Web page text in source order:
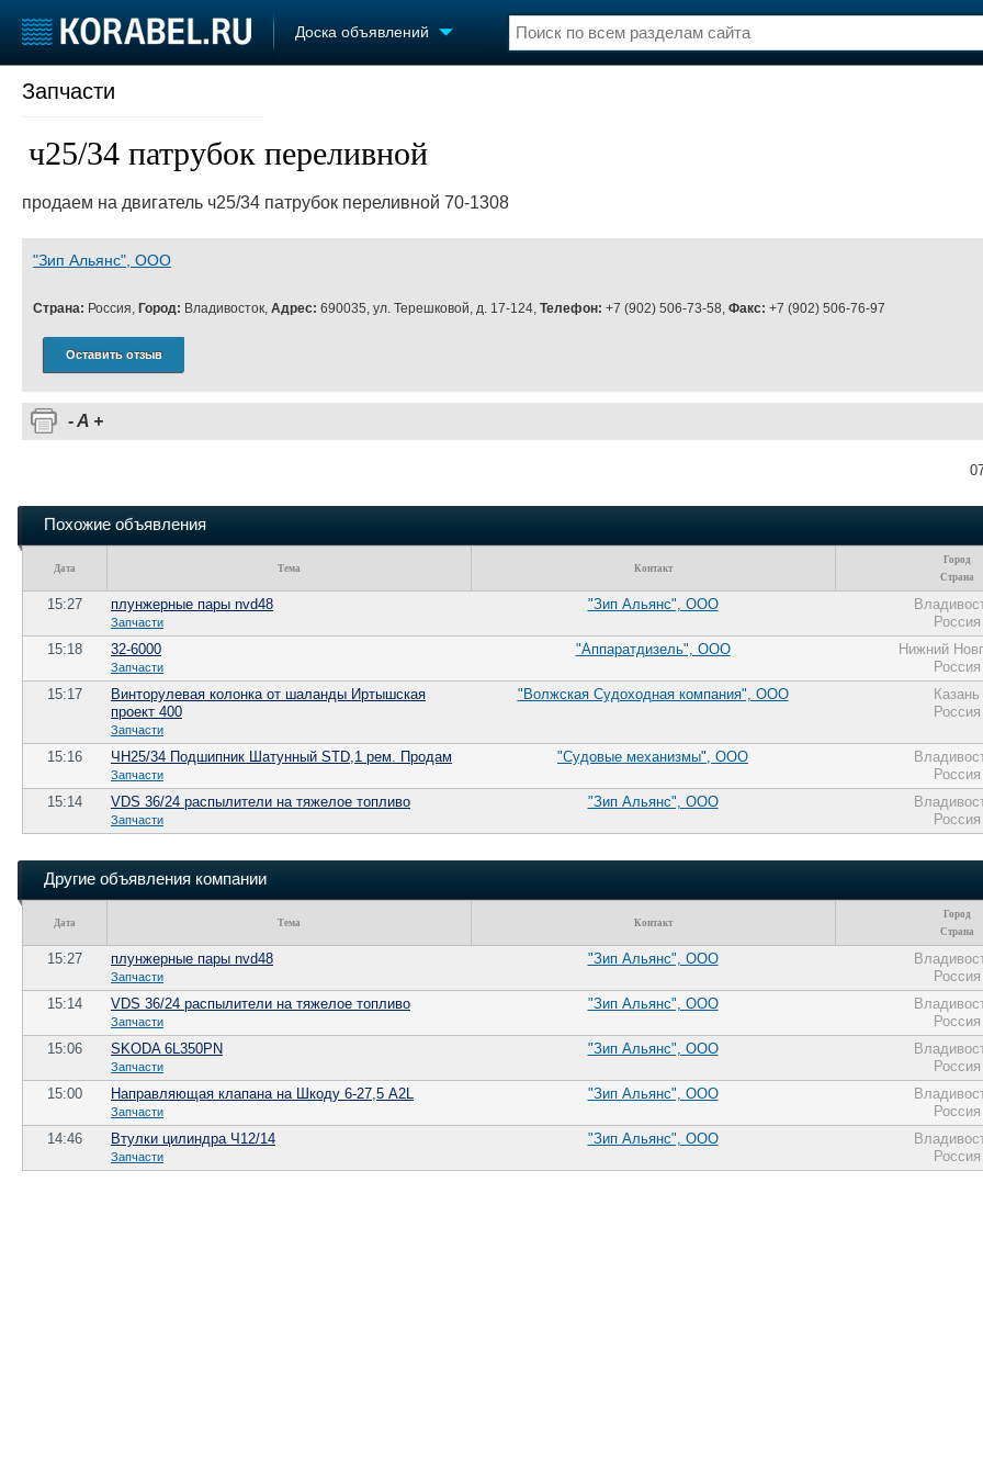
Доска объявлений
Судостроение
Новости
Репутация
Крюинг
Реклама
Продажа флота
Изделия
Личности
Запчасти
ч25/34 патрубок переливной
продаем на двигатель ч25/34 патрубок переливной 70-1308
"Зип Альянс", ООО
Страна: Россия, Город: Владивосток, Адрес: 690035, ул. Терешковой, д. 17-124, Телефон: +7 (902) 506-73-58, Факс: +7 (902) 506-76-97
Оставить отзыв
-A +
Похожие объявления
Дата Тема Контакт
Город
Страна
15:27 плунжерные пары nvd48
Запчасти
"Зип Альянс", ООО
Россия
15:18
32-6000
Запчасти
"Аппаратдизель", ООО
Нижний
Россия
15:17
Винторулевая колонка от шаланды Иртышская
проект 400
Запчасти
"Волжская Судоходная компания", ООО
Казань
Россия
15:16 ЧН25/34 Подшипник Шатунный STD,1 рем. Продам
Запчасти
"Судовые механизмы", ООО
Россия
15:14
VDS 36/24 распылители на тяжелое топливо
Запчасти
"Зип Альянс", ООО
Россия
Другие объявления компании
Дата Тема Контакт
Город
Страна
15:27 плунжерные пары nvd48
Запчасти
"Зип Альянс", ООО
Россия
15:14
VDS 36/24 распылители на тяжелое топливо
Запчасти
"Зип Альянс", ООО
Россия
15:06
SKODA 6L350PN
Запчасти
"Зип Альянс", ООО
Россия
15:00
Направляющая клапана на Шкоду 6-27,5 А2L
Запчасти
"Зип Альянс", ООО
Россия
14:46
Втулки цилиндра Ч12/14
Запчасти
"Зип Альянс", ООО
Россия